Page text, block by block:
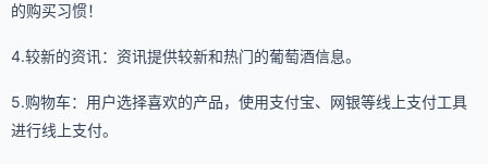
的购买习惯！
4.较新的资讯：资讯提供较新和热门的葡萄酒信息。
5.购物车：用户选择喜欢的产品，使用支付宝、网银等线上支付工具
进行线上支付。